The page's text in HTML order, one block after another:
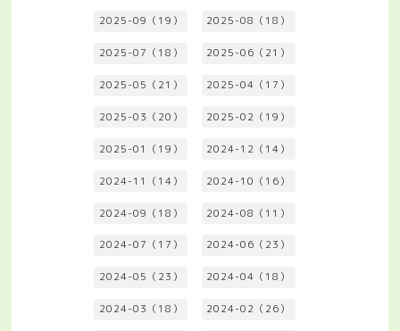
2025-09（19） 2025-08（18）
2025-07（18） 2025-06（21）
2025-05（21） 2025-04（17）
2025-03（20） 2025-02（19）
2025-01（19） 2024-12（14）
2024-11（14） 2024-10（16）
2024-09（18） 2024-08（11）
2024-07（17） 2024-06（23）
2024-05（23） 2024-04（18）
2024-03（18） 2024-02（26）